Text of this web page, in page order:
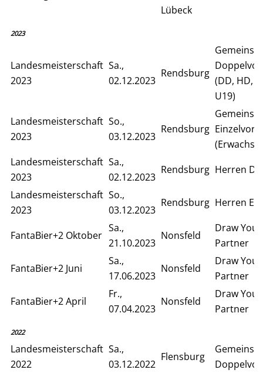
Lübeck
2023
Landesmeisterschaft
2023
Sa.,
02.12.2023
Rendsburg
(DD, HD,
U19)
Landesmeisterschaft
2023
So.,
03.12.2023
Rendsburg
Landesmeisterschaft
2023
Sa.,
02.12.2023
Rendsburg Herren
Landesmeisterschaft
2023
So.,
03.12.2023
Rendsburg Herren
FantaBier+2 Oktober
Sa.,
21.10.2023
Nonsfeld
Draw Your
Partner
FantaBier+2 Juni
Sa.,
17.06.2023
Nonsfeld
Draw Your
Partner
FantaBier+2 April
Fr.,
07.04.2023
Nonsfeld
Draw Your
Partner
2022
Landesmeisterschaft
2022
Sa.,
03.12.2022
Flensburg